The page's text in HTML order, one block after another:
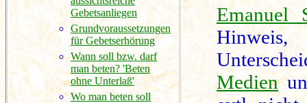
Gebetsanliegen
Grundvoraussetzungen
für Gebetserhörung
Wann soll bzw. darf
man beten? 'Beten
ohne Unterlaß'
Wo man beten soll
Emanuel
Medien